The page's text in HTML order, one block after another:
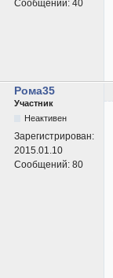
Сообщений: 40
Рома35
Участник
Неактивен
Зарегистрирован:
2015.01.10
Сообщений: 80